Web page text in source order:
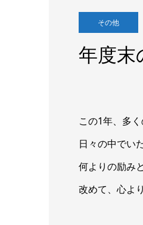
その他
年度末
この1年、多
日々の中でい
何よりの励み
改めて、心よ